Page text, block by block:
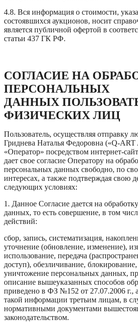
4.8. Вся информация о стоимости,
состоявшихся аукционов, носит
является публичной офертой в
статьи 437 ГК РФ.
СОГЛАСИЕ НА
ПЕРСОНАЛЬНЫХ
ДАННЫХ
ФИЗИЧЕСКИХ ЛИЦ
Пользователь, осуществляя отправку
Гриднева Наталья Федоровна («Q-ART
«Оператор» посредством интернет-
дает свое согласие Оператору на
персональных данных свободно, по
интересах, а также подтверждая свою
следующих условиях:
1. Данное Согласие дается на
данных, то есть совершение, в том
действий:
сбор, запись, систематизация,
уточнение (обновление, изменение),
использование, передача
доступ), обезличивание,
уничтожение персональных данных,
описание вышеуказанных способов
приведено в ФЗ №152 от 27.07.2006 г.,
такой информации третьим лицам, в
нормативными документами
законодательством.